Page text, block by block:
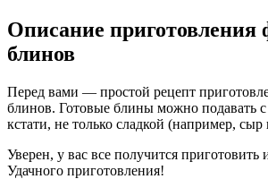
Описание приготовления
блинов
Перед вами — простой рецепт
блинов. Готовые блины можно подавать
кстати, не только сладкой (например, сыр
Уверен, у вас все получится приготовить
Удачного приготовления!